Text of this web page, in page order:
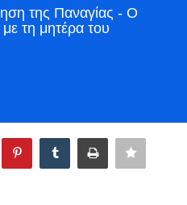
της Παναγίας - Ο
τη μητέρα του